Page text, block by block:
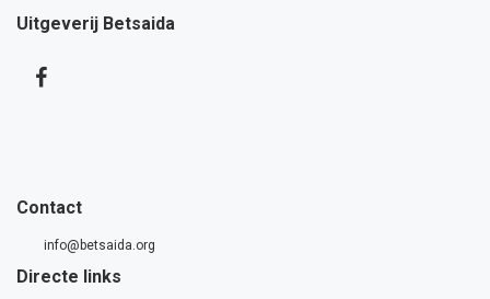
Uitgeverij Betsaida
Contact
info@betsaida.org
Directe links